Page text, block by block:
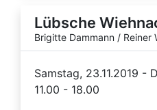
Lübsche
Brigitte Dammann / Reiner
Samstag, 23.11.2019 -
11.00 - 18.00